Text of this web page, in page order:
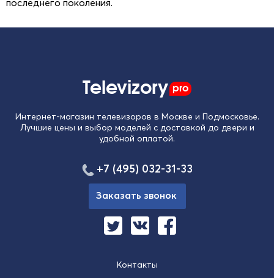
последнего поколения.
Televizory pro
Интернет-магазин телевизоров в Москве и Подмосковье.
Лучшие цены и выбор моделей с доставкой до двери и
удобной оплатой.
Контакты
+7 (495) 032-31-33
Заказать звонок